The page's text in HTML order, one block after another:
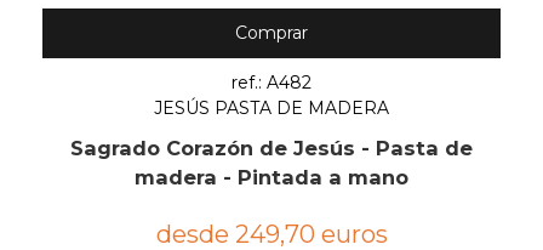
Comprar
ref.: A482
JESÚS PASTA DE MADERA
Sagrado Corazón de Jesús - Pasta de
madera - Pintada a mano
desde 249,70 euros